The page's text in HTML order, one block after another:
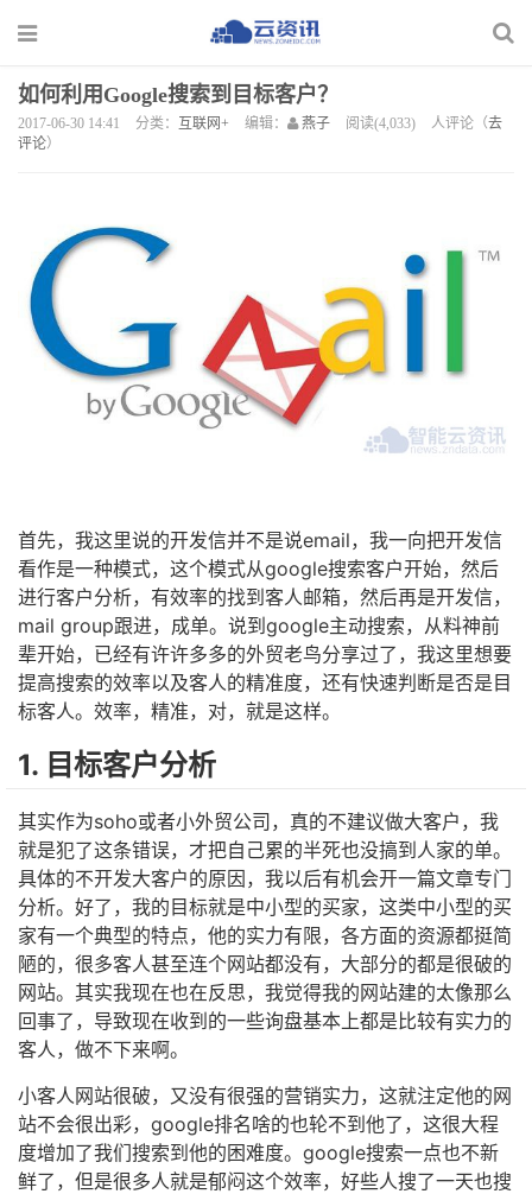
如何利用Google搜索到目标客户？
2017-06-30 14:41 分类： 互联网+ 编辑： 燕子 阅读(4,033) 人评论（去
评论）
首先，我这里说的开发信并不是说email，我一向把开发信
看作是一种模式，这个模式从google搜索客户开始，然后
进行客户分析，有效率的找到客人邮箱，然后再是开发信，
mail group跟进，成单。说到google主动搜索，从料神前
辈开始，已经有许许多多的外贸老鸟分享过了，我这里想要
提高搜索的效率以及客人的精准度，还有快速判断是否是目
标客人。效率，精准，对，就是这样。
1. 目标客户分析
其实作为soho或者小外贸公司，真的不建议做大客户，我
就是犯了这条错误，才把自己累的半死也没搞到人家的单。
具体的不开发大客户的原因，我以后有机会开一篇文章专门
分析。好了，我的目标就是中小型的买家，这类中小型的买
家有一个典型的特点，他的实力有限，各方面的资源都挺简
陋的，很多客人甚至连个网站都没有，大部分的都是很破的
网站。其实我现在也在反思，我觉得我的网站建的太像那么
回事了，导致现在收到的一些询盘基本上都是比较有实力的
客人，做不下来啊。
小客人网站很破，又没有很强的营销实力，这就注定他的网
站不会很出彩，google排名啥的也轮不到他了，这很大程
度增加了我们搜索到他的困难度。google搜索一点也不新
鲜了，但是很多人就是郁闷这个效率，好些人搜了一天也搜